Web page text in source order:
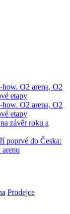
O2 arena, O2
etapy
O2 arena, O2
etapy
závěr roku a
poprvé do Česka:
Prodejce